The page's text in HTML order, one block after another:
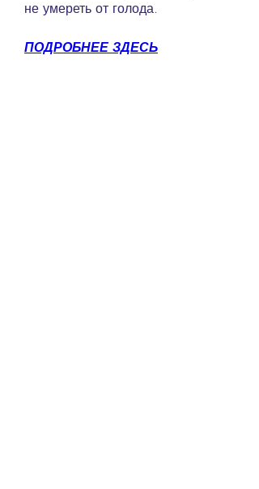
не умереть от голода.
ПОДРОБНЕЕ ЗДЕСЬ